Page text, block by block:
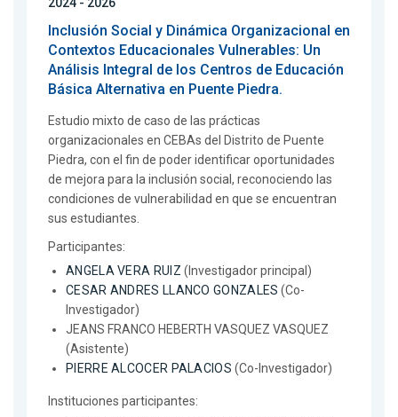
2024 - 2026
Inclusión Social y Dinámica Organizacional en
Contextos Educacionales Vulnerables: Un
Análisis Integral de los Centros de Educación
Básica Alternativa en Puente Piedra.
Estudio mixto de caso de las prácticas
organizacionales en CEBAs del Distrito de Puente
Piedra, con el fin de poder identificar oportunidades
de mejora para la inclusión social, reconociendo las
condiciones de vulnerabilidad en que se encuentran
sus estudiantes.
Participantes:
ANGELA VERA RUIZ (Investigador principal)
CESAR ANDRES LLANCO GONZALES (Co-
Investigador)
JEANS FRANCO HEBERTH VASQUEZ VASQUEZ
(Asistente)
PIERRE ALCOCER PALACIOS (Co-Investigador)
Instituciones participantes: